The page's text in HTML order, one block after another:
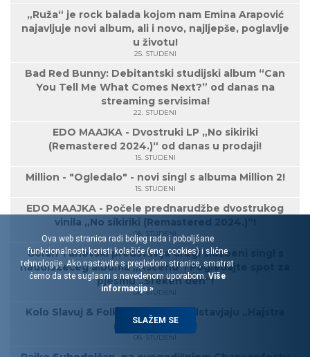
„Ruža“ je rock balada kojom nam Emina Arapović
najavljuje novi album, ali i novo, najljepše, poglavlje
u životu!
25. STUDENI
Bad Red Bunny: Debitantski studijski album “Can
You Tell Me What Comes Next?” od danas na
streaming servisima!
22. STUDENI
EDO MAAJKA - Dvostruki LP „No sikiriki
(Remastered 2024.)“ od danas u prodaji!
15. STUDENI
Million - "Ogledalo" - novi singl s albuma Million 2!
15. STUDENI
EDO MAAJKA - Počele prednarudžbe dvostrukog
vinila „No sikiriki (Remastered 2024.)“!
08. STUDENI
Goran Tanevski predstavlja drugi službeni singl s
nadolazećeg albuma „Ascend“! Pogledajte spot za
pjesmu „Sreken den“!
08. STUDENI
Kolo Slavuj & Folklorelektro predstavjaju „Hajstra
(TonZa Remix)“!
08. STUDENI
Ova web stranica radi boljeg rada i poboljšane
funkcionalnosti koristi kolačiće (eng. cookies) i slične
tehnologije. Ako nastavite s pregledom stranice, smatrat
ćemo da ste suglasni s navedenom uporabom. Više
informacija »
SLAŽEM SE